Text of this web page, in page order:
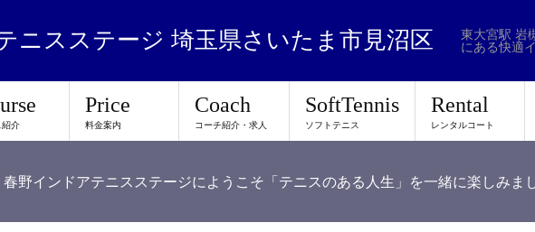
ニスステージ 埼玉県さいたま市見沼区 東大宮駅 岩
にある快適
紹介
Price
料金案内
Coach
コーチ紹介・求人
SoftTennis
ソフトテニス
Rental
レンタルコート
春野インドアテニスステージにようこそ「テニスのある人生」を一緒に楽しみま